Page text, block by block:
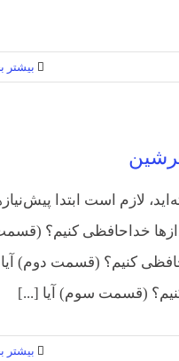
بیشتر
لازم است ابتدا
خداحافظی کنیم؟
کنیم؟ (قسمت دوم) آیا
(قسمت سوم) آیا [...]
بیشتر